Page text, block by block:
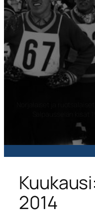
Norjalaiset ja
Salpausselän kisat
Kuukausi:
2014